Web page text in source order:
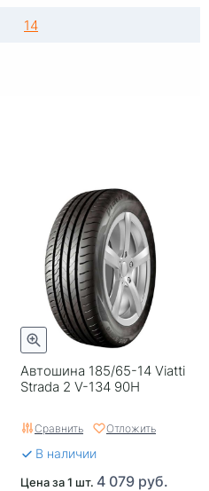
14
Легковые
Без камеры
Нет
шина
Нешипованная
1 год
Автошина 185/65-14 Viatti
Strada 2 V-134 90H
Сравнить Отложить
В наличии
Цена за 1 шт. 4 079 руб.